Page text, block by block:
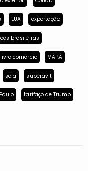
EUA exportação
brasileiras
livre comércio MAPA
soja superávit
tarifaço de Trump